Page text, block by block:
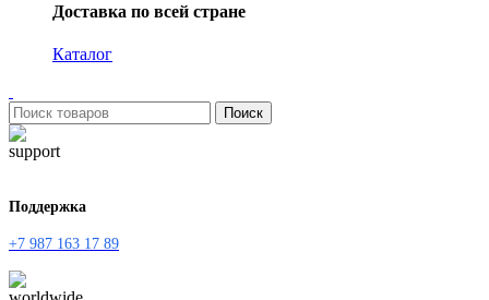
Доставка по всей стране
Каталог
Поиск
Поддержка
+7 987 163 17 89